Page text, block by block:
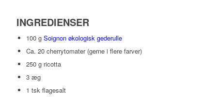
INGREDIENSER
100 g Soignon økologisk gederulle
Ca. 20 cherrytomater (gerne i flere farver)
250 g ricotta
3 æg
1 tsk flagesalt